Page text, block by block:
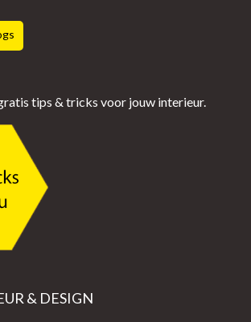
tips & tricks voor jouw interieur.
& DESIGN